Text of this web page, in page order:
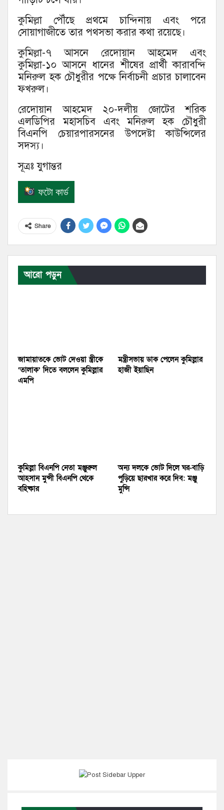
কুমিল্লা পৌঁছে প্রথমে চান্দিনায় এবং পরে
সোয়াগাজীতে তার পথসভা করার কথা রয়েছে।
কুমিল্লা-৭ আসনে রেদোয়ান আহমেদ এবং
কুমিল্লা-১০ আসনে ধানের শীষের প্রার্থী কারাবন্দি
মনিরুল হক চৌধুরীর পক্ষে নির্বাচনী প্রচার চালাবেন
ফখরুল।
রেদোয়ান আহমেদ ২০-দলীয় জোটের শরিক
এলডিপির মহাসচিব এবং মনিরুল হক চৌধুরী
বিএনপি চেয়ারপারসনের উপদেষ্টা কাউন্সিলের
সদস্য।
সূত্রঃ যুগান্তর
ফটো কার্ড
Share
আরো পড়ুন
জামায়াতকে ভোট দেওয়া স্ত্রীকে
‘তালাক’ দিতে বললেন কুমিল্লার
এমপি
মন্ত্রীসভায় ডাক পেলেন কুমিল্লার
হাজী ইয়াছিন
কুমিল্লা বিএনপি নেতা মঞ্জুরুল
আহসান মুন্সী বিএনপি থেকে
বহিষ্কার
অন্য দলকে ভোট দিলে ঘর-বাড়ি
পুড়িয়ে ছারখার করে দিব: মঞ্জু
মুন্সি